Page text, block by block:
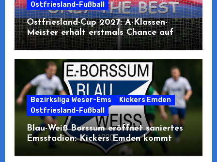
Ostfriesland-Fußball
Ostfriesland-Cup 2027: A-Klassen-
Meister erhält erstmals Chance auf
Teilnahme
Bezirksliga Weser-Ems
Kickers Emden
Ostfriesland-Fußball
Blau-Weiß Borssum eröffnet saniertes
Emsstadion: Kickers Emden kommt
zum Pre-Opening